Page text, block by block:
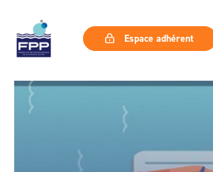
Espace adhérent